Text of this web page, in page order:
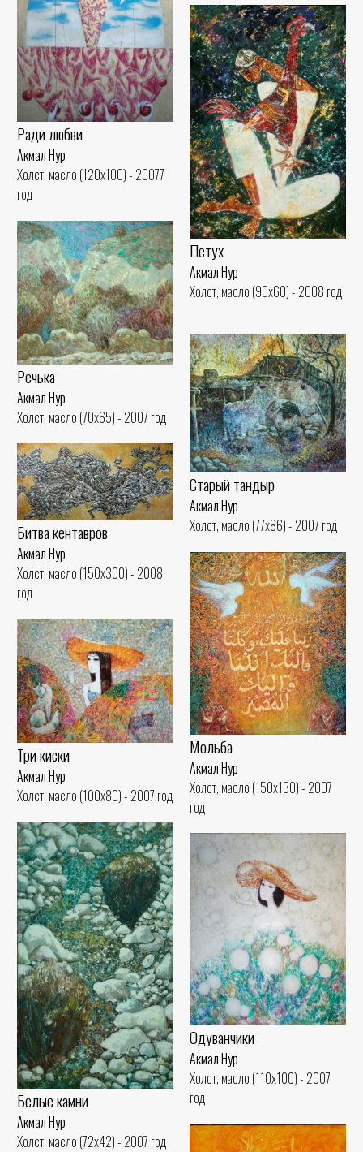
Ради любви
Акмал Нур
Холст, масло (120x100) - 20077
год
Петух
Акмал Нур
Холст, масло (90x60) - 2008 год
Речька
Акмал Нур
Холст, масло (70x65) - 2007 год
Старый тандыр
Акмал Нур
Холст, масло (77x86) - 2007 год
Битва кентавров
Акмал Нур
Холст, масло (150x300) - 2008
год
Мольба
Акмал Нур
Холст, масло (150x130) - 2007
год
Три киски
Акмал Нур
Холст, масло (100x80) - 2007 год
Белые камни
Акмал Нур
Холст, масло (72x42) - 2007 год
Одуванчики
Акмал Нур
Холст, масло (110x100) - 2007
год